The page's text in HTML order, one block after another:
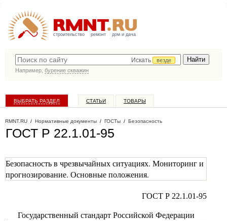
строительство ремонт дом и дача
Искать
везде
Например, бурение скважин
ВЫБРАТЬ РАЗДЕЛ СТАТЬИ ТОВАРЫ
RMNT.RU / Нормативные документы / ГОСТы / Безопасность
ГОСТ Р 22.1.01-95
Безопасность в чрезвычайных ситуациях. Мониторинг и
прогнозирование. Основные положения.
ГОСТ Р 22.1.01-95
Государственный стандарт Российской Федерации